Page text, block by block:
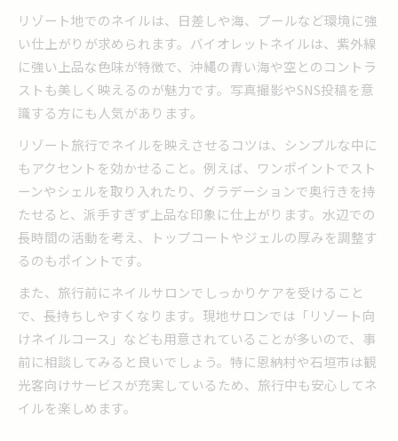
リゾート地でのネイルは、日差しや海、プールなど環境に強
い仕上がりが求められます。バイオレットネイルは、紫外線
に強い上品な色味が特徴で、沖縄の青い海や空とのコントラ
ストも美しく映えるのが魅力です。写真撮影やSNS投稿を意
識する方にも人気があります。
リゾート旅行でネイルを映えさせるコツは、シンプルな中に
もアクセントを効かせること。例えば、ワンポイントでスト
ーンやシェルを取り入れたり、グラデーションで奥行きを持
たせると、派手すぎず上品な印象に仕上がります。水辺での
長時間の活動を考え、トップコートやジェルの厚みを調整す
るのもポイントです。
また、旅行前にネイルサロンでしっかりケアを受けること
で、長持ちしやすくなります。現地サロンでは「リゾート向
けネイルコース」なども用意されていることが多いので、事
前に相談してみると良いでしょう。特に恩納村や石垣市は観
光客向けサービスが充実しているため、旅行中も安心してネ
イルを楽しめます。